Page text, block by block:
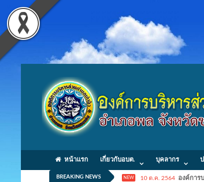
หน้าแรก เกี่ยวกับอบต. บุคลากร
BREAKING NEWS NEW 10 ต.ค. 2564 องค์การ